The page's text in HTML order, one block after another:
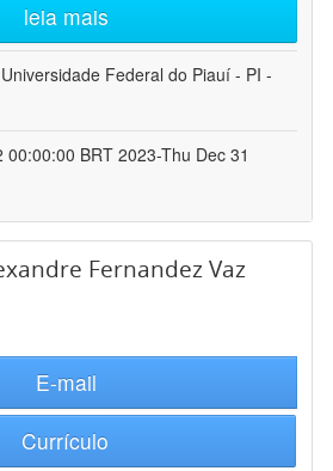
leia mais
Universidade Federal do Piauí - PI -
00:00:00 BRT 2023-Thu Dec 31
Fernandez Vaz
E-mail
Currículo